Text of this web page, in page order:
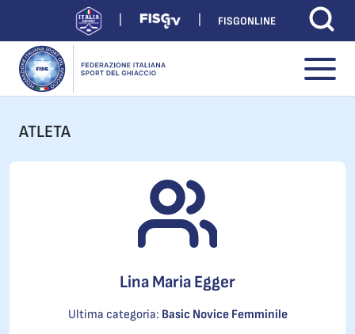
FISGONLINE
ATLETA
Lina Maria Egger
Ultima categoria: Basic Novice Femminile